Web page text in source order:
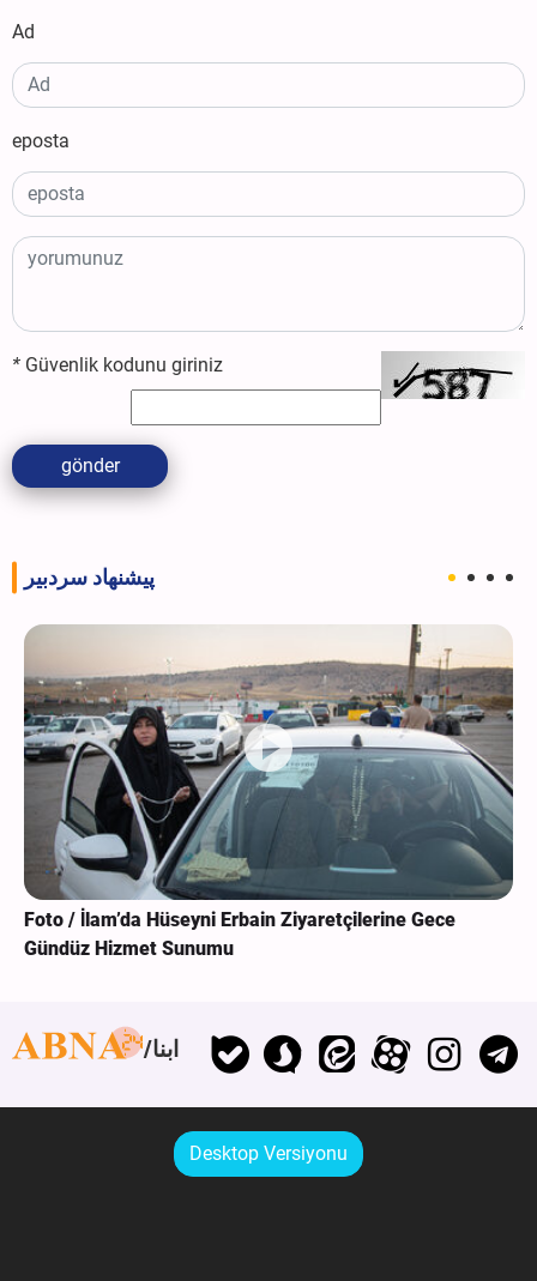
Ad
eposta
* Güvenlik kodunu giriniz
gönder
پیشنهاد سردبیر
Foto / İlam’da Hüseyni Erbain Ziyaretçilerine Gece
Gündüz Hizmet Sunumu
ابنا
Desktop Versiyonu